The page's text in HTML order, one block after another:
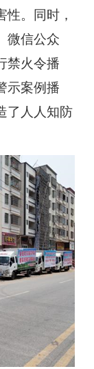
。同时，
微信公众
禁火令播
示案例播
了人人知防